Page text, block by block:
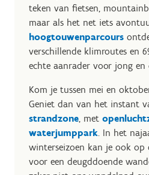
teken van fietsen,
maar als het net iets
hoogtouwenparcours
verschillende klimroutes en
echte aanrader voor jong en
Kom je tussen mei en
Geniet dan van het instant
strandzone , met
waterjumppark . In het
winterseizoen kan je ook op
voor een deugddoende